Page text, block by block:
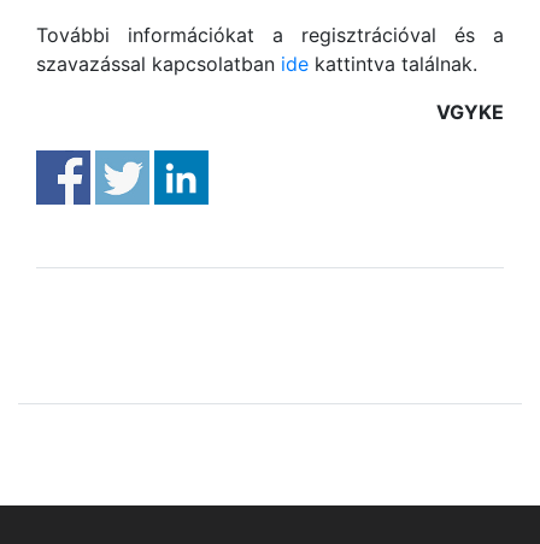
További információkat a regisztrációval és a
szavazással kapcsolatban ide kattintva találnak.
VGYKE